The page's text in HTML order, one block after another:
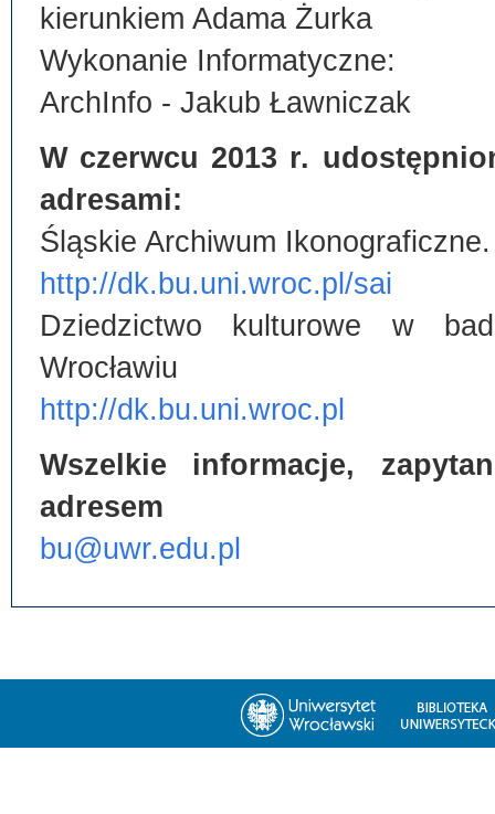
kierunkiem Adama Żurka
Wykonanie Informatyczne:
ArchInfo - Jakub Ławniczak
W czerwcu 2013 r.
adresami:
Śląskie Archiwum Ikonograficzne.
http://dk.bu.uni.wroc.pl/sai
Dziedzictwo kulturowe w
Wrocławiu
http://dk.bu.uni.wroc.pl
Wszelkie informacje,
adresem
bu@uwr.edu.pl